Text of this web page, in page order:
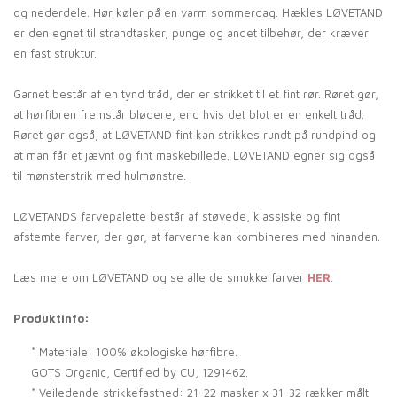
og nederdele. Hør køler på en varm sommerdag. Hækles LØVETAND
er den egnet til strandtasker, punge og andet tilbehør, der kræver
en fast struktur.
Garnet består af en tynd tråd, der er strikket til et fint rør. Røret gør,
at hørfibren fremstår blødere, end hvis det blot er en enkelt tråd.
Røret gør også, at LØVETAND fint kan strikkes rundt på rundpind og
at man får et jævnt og fint maskebillede. LØVETAND egner sig også
til mønsterstrik med hulmønstre.
LØVETANDS farvepalette består af støvede, klassiske og fint
afstemte farver, der gør, at farverne kan kombineres med hinanden.
Læs mere om LØVETAND og se alle de smukke farver HER
Produktinfo:
* Materiale: 100% økologiske hørfibre.
GOTS Organic, Certified by CU, 1291462.
* Vejledende strikkefasthed: 21-22 masker x 31-32 rækker målt